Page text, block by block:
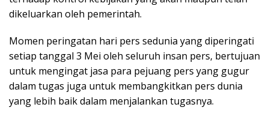
dikeluarkan oleh pemerintah.
Momen peringatan hari pers sedunia yang diperingati
setiap tanggal 3 Mei oleh seluruh insan pers, bertujuan
untuk mengingat jasa para pejuang pers yang gugur
dalam tugas juga untuk membangkitkan pers dunia
yang lebih baik dalam menjalankan tugasnya.